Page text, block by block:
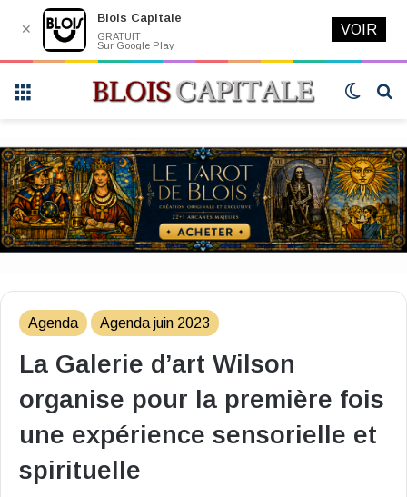
Switch
Agenda Agenda juin 2023
La Galerie d’art Wilson
organise pour la première fois
une expérience sensorielle et
spirituelle
✕
Blois Capitale
GRATUIT
Sur Google Play
VOIR